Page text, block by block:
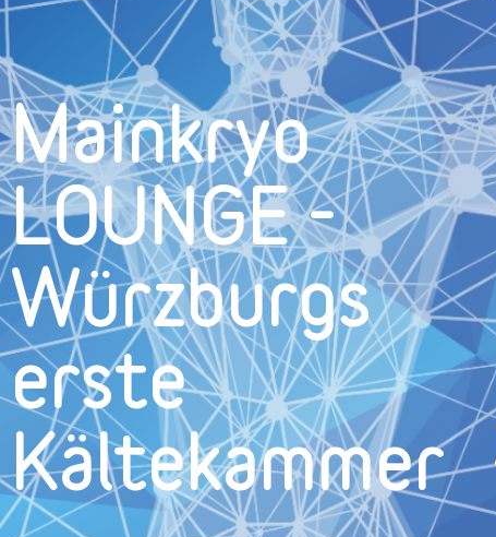
Mainkryo
LOUNGE -
Würzburgs
erste
Kältekammer